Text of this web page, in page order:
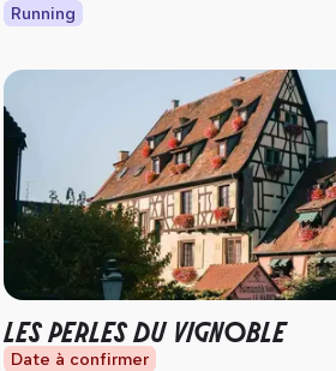
Running
LES PERLES DU VIGNOBLE
Date à confirmer